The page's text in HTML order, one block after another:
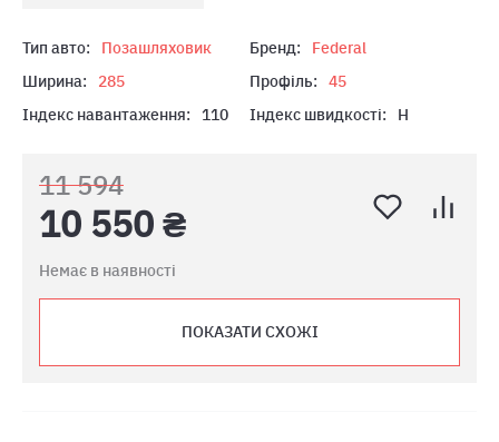
Тип авто: Позашляховик Бренд:
Federal
Ширина:
285 Профіль:
45
Індекс навантаження:
110 Індекс швидкості: H
11 594
10 550 ₴
Немає в наявності
ПОКАЗАТИ СХОЖІ